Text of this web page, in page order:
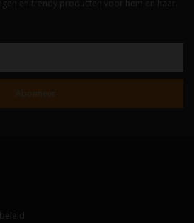
en trendy producten voor hem en haar.
Abonneer